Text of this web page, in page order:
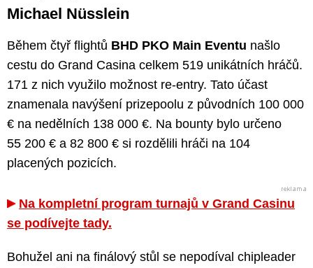
Michael Nüsslein
Během čtyř flightů BHD PKO Main Eventu našlo
cestu do Grand Casina celkem 519 unikátních hráčů.
171 z nich využilo možnost re-entry. Tato účast
znamenala navýšení prizepoolu z původních 100 000
€ na nedělních 138 000 €. Na bounty bylo určeno
55 200 € a 82 800 € si rozdělili hráči na 104
placených pozicích.
Na kompletní program turnajů v Grand Casinu
se podívejte tady.
Bohužel ani na finálový stůl se nepodíval chipleader